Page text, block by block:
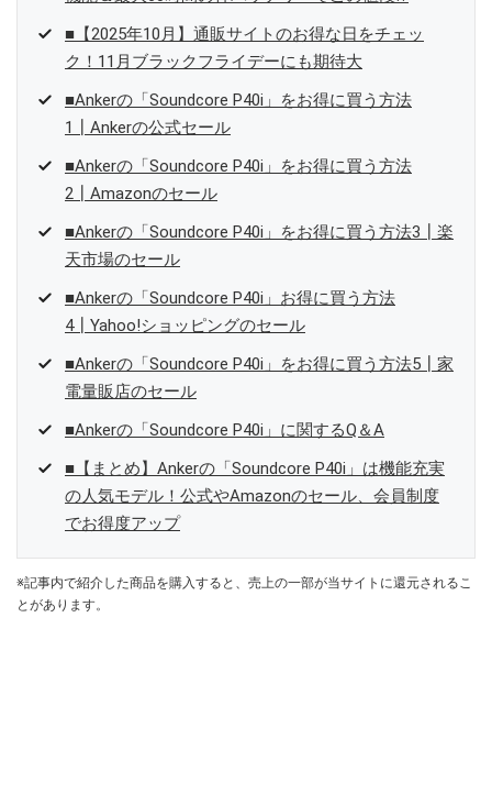
■【2025年10月】通販サイトのお得な日をチェッ
ク！11月ブラックフライデーにも期待大
■Ankerの「Soundcore P40i」をお得に買う方法
1┃Ankerの公式セール
■Ankerの「Soundcore P40i」をお得に買う方法
2┃Amazonのセール
■Ankerの「Soundcore P40i」をお得に買う方法3┃楽
天市場のセール
■Ankerの「Soundcore P40i」お得に買う方法
4┃Yahoo!ショッピングのセール
■Ankerの「Soundcore P40i」をお得に買う方法5┃家
電量販店のセール
■Ankerの「Soundcore P40i」に関するQ＆A
■【まとめ】Ankerの「Soundcore P40i」は機能充実
の人気モデル！公式やAmazonのセール、会員制度
でお得度アップ
※記事内で紹介した商品を購入すると、売上の一部が当サイトに還元されるこ
とがあります。